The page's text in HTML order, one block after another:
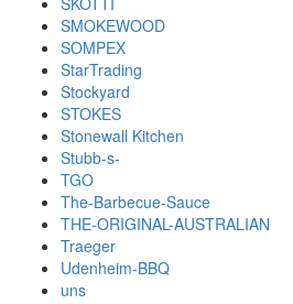
SMOKEWOOD
SOMPEX
StarTrading
Stockyard
STOKES
Stonewall Kitchen
Stubb-s-
TGO
The-Barbecue-Sauce
THE-ORIGINAL-AUSTRALIAN
Traeger
Udenheim-BBQ
uns